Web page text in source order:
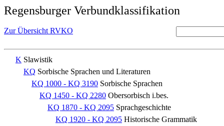
Regensburger Verbundklassifikation
Zur Übersicht RVKO
K Slawistik
KQ Sorbische Sprachen und Literaturen
KQ 1000 - KQ 3190 Sorbische Sprachen
KQ 1450 - KQ 2280 Obersorbisch i.bes.
KQ 1870 - KQ 2095 Sprachgeschichte
KQ 1920 - KQ 2095 Historische Grammatik